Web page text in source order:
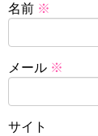
名前 ※
メール ※
サイト